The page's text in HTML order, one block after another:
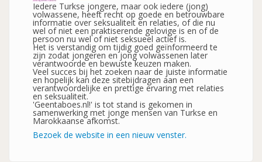
Iedere Turkse jongere, maar ook iedere (jong)
volwassene, heeft recht op goede en betrouwbare
informatie over seksualiteit en relaties, of die nu
wel of niet een praktiserende gelovige is en of de
persoon nu wel of niet seksueel actief is.
Het is verstandig om tijdig goed geïnformeerd te
zijn zodat jongeren en jong volwassenen later
verantwoorde en bewuste keuzen maken.
Veel succes bij het zoeken naar de juiste informatie
en hopelijk kan deze sitebijdragen aan een
verantwoordelijke en prettige ervaring met relaties
en seksualiteit.
'Geentaboes.nl!' is tot stand is gekomen in
samenwerking met jonge mensen van Turkse en
Marokkaanse afkomst.
Bezoek de website in een nieuw venster.